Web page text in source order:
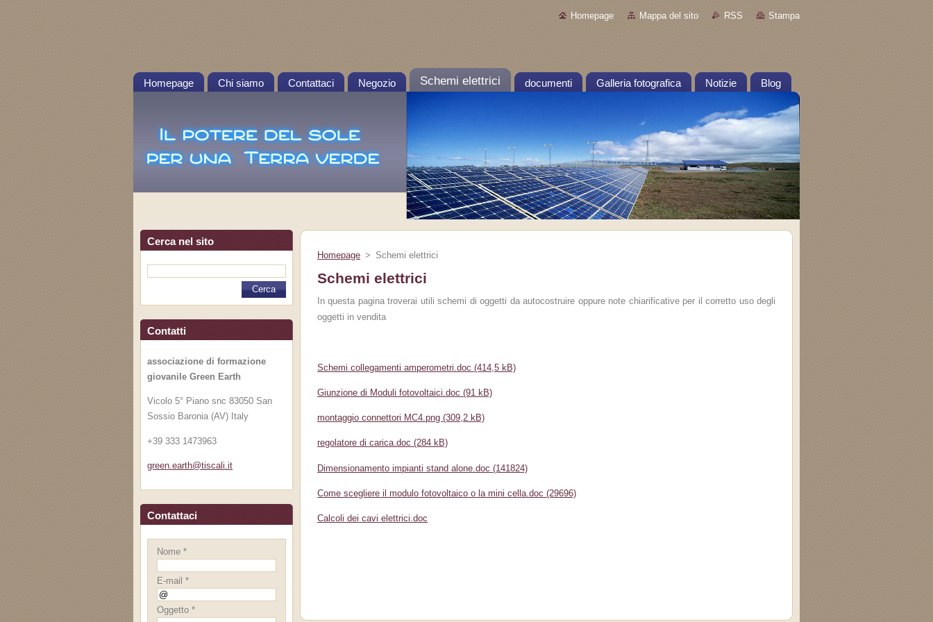
Homepage Mappa del sito RSS Stampa
Homepage Chi siamo Contattaci Negozio Schemi elettrici documenti Galleria fotografica Notizie Blog
Cerca nel sito
Contatti
associazione di formazione
giovanile Green Earth
Vicolo 5° Piano snc 83050 San
Sossio Baronia (AV) Italy
+39 333 1473963
green.earth@tiscali.it
Contattaci
Nome *
E-mail *
Oggetto *
Homepage > Schemi elettrici
Schemi elettrici
In questa pagina troverai utili schemi di oggetti da autocostruire oppure note chiarificative per il corretto uso degli
oggetti in vendita
Schemi collegamenti amperometri.doc (414,5 kB)
Giunzione di Moduli fotovoltaici.doc (91 kB)
montaggio connettori MC4.png (309,2 kB)
regolatore di carica.doc (284 kB)
Dimensionamento impianti stand alone.doc (141824)
Come scegliere il modulo fotovoltaico o la mini cella.doc (29696)
Calcoli dei cavi elettrici.doc